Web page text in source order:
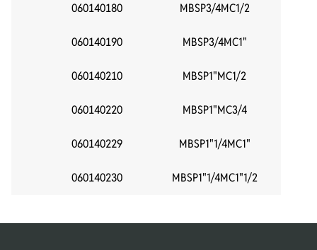
060140180 MBSP3/4MC1/2
060140190 MBSP3/4MC1"
060140210 MBSP1"MC1/2
060140220 MBSP1"MC3/4
060140229 MBSP1"1/4MC1"
060140230 MBSP1"1/4MC1"1/2